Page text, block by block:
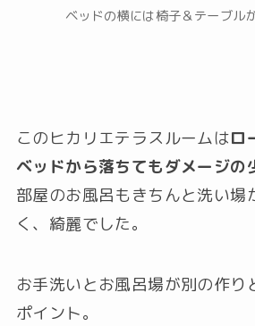
ベッドの横には椅子＆テーブル
このヒカリエテラスルームはロ
ベッドから落ちてもダメージの
部屋のお風呂もきちんと洗い場
く、綺麗でした。
お手洗いとお風呂場が別の作り
ポイント。